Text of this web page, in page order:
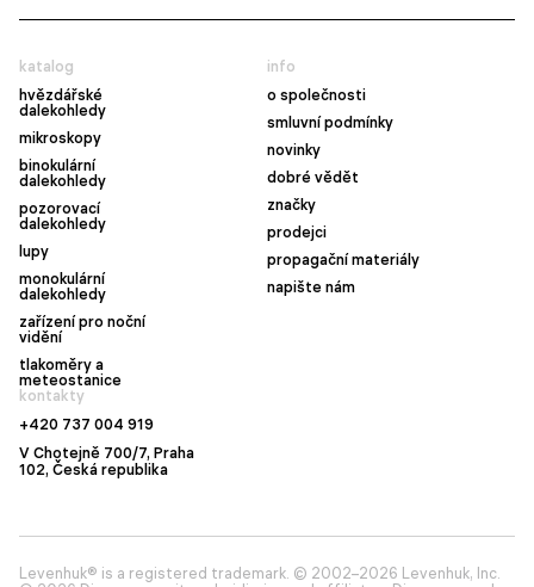
katalog
hvězdářské
dalekohledy
mikroskopy
binokulární
dalekohledy
pozorovací
dalekohledy
lupy
monokulární
dalekohledy
zařízení pro noční
vidění
tlakoměry a
meteostanice
info
o společnosti
smluvní podmínky
novinky
dobré vědět
značky
prodejci
propagační materiály
napište nám
kontakty
+420 737 004 919
V Chotejně 700/7, Praha
102, Česká republika
Levenhuk® is a registered trademark. © 2002–2026 Levenhuk, Inc.